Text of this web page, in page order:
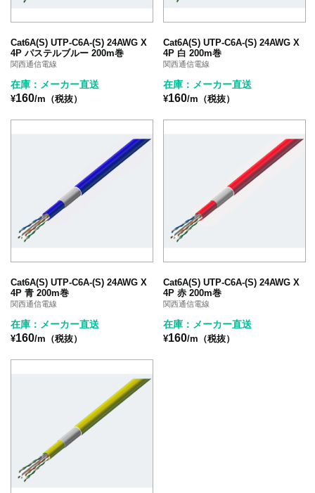
Cat6A(S) UTP-C6A-(S) 24AWG X
4P パステルブルー 200m巻
関西通信電線
在庫：メーカー直送
¥160/m（税抜）
Cat6A(S) UTP-C6A-(S) 24AWG X
4P 白 200m巻
関西通信電線
在庫：メーカー直送
¥160/m（税抜）
Cat6A(S) UTP-C6A-(S) 24AWG X
4P 青 200m巻
関西通信電線
在庫：メーカー直送
¥160/m（税抜）
Cat6A(S) UTP-C6A-(S) 24AWG X
4P 赤 200m巻
関西通信電線
在庫：メーカー直送
¥160/m（税抜）